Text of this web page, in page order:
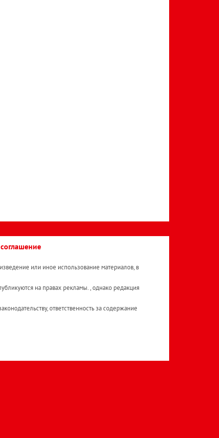
или иное использование материалов, в
на правах рекламы. , однако редакция
ответственность за содержание